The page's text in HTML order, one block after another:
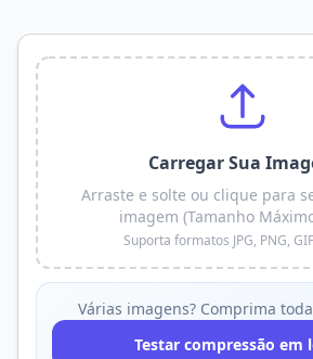
Carregar Sua
Arraste e solte ou clique para
imagem (Tamanho
Suporta formatos JPG, PNG,
Várias imagens? Comprima
Testar compressão em